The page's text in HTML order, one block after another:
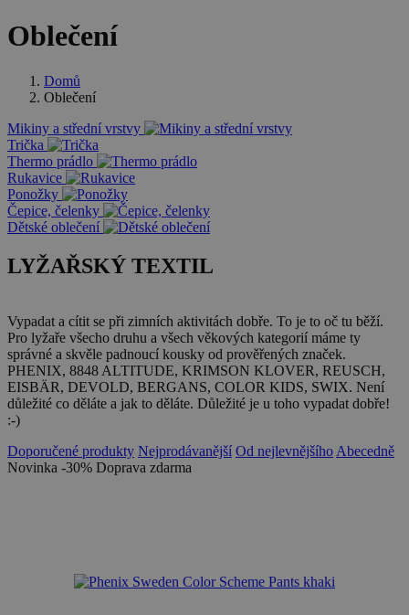
Oblečení
Domů
Oblečení
Mikiny a střední vrstvy
Trička
Thermo prádlo
Rukavice
Ponožky
Čepice, čelenky
Dětské oblečení
LYŽAŘSKÝ TEXTIL
Vypadat a cítit se při zimních aktivitách dobře. To je to oč tu běží.
Pro lyžaře všecho druhu a všech věkových kategorií máme ty
správné a skvěle padnoucí kousky od prověřených značek.
PHENIX, 8848 ALTITUDE, KRIMSON KLOVER, REUSCH,
EISBÄR, DEVOLD, BERGANS, COLOR KIDS, SWIX. Není
důležité co děláte a jak to děláte. Důležité je u toho vypadat dobře!
:-)
Doporučené produkty Nejprodávanější Od nejlevnějšího Abecedně
Novinka -30% Doprava zdarma